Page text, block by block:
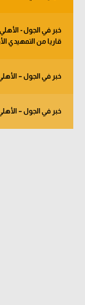
قاريا من التمهيدي
خبر في الجول –
خبر في الجول –